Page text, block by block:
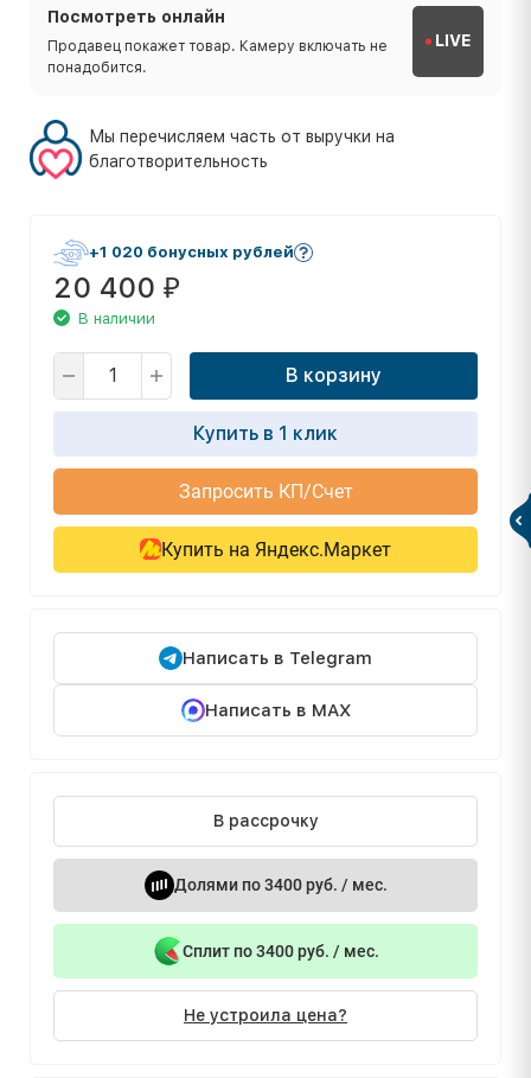
Посмотреть онлайн
Продавец покажет товар. Камеру включать не
понадобится.
LIVE
Мы перечисляем часть от выручки на
благотворительность
+1 020 бонусных рублей
20 400 ₽
В наличии
В корзину
Купить в 1 клик
Запросить КП/Счет
Купить на Яндекс.Маркет
Написать в Telegram
Написать в MAX
В рассрочку
Долями по 3400 руб. / мес.
Сплит по 3400 руб. / мес.
Не устроила цена?